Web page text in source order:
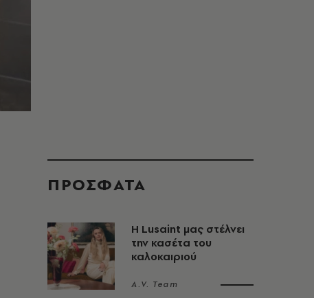
ΠΡΟΣΦΑΤΑ
Η Lusaint μας στέλνει
την κασέτα του
καλοκαιριού
A.V. Team